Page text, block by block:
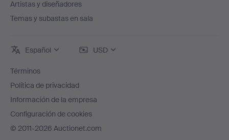
Artistas y diseñadores
Temas y subastas en sala
Español USD
Términos
Política de privacidad
Información de la empresa
Configuración de cookies
© 2011-2026 Auctionet.com